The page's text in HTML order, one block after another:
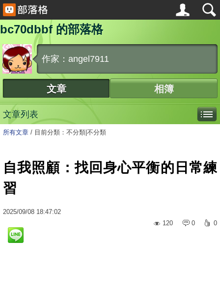
bc70dbbf 的部落格
作家：angel7911
文章 相簿
文章列表
所有文章 / 目前分類：不分類|不分類
自我照顧：找回身心平衡的日常練
習
2025/09/08 18:47:02
120
0 0